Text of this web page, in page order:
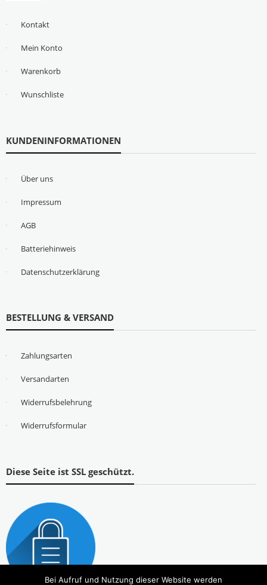
Kontakt
Mein Konto
Warenkorb
Wunschliste
KUNDENINFORMATIONEN
Über uns
Impressum
AGB
Batteriehinweis
Datenschutzerklärung
BESTELLUNG & VERSAND
Zahlungsarten
Versandarten
Widerrufsbelehrung
Widerrufsformular
Diese Seite ist SSL geschützt.
Bei Aufruf und Nutzung dieser Website werden